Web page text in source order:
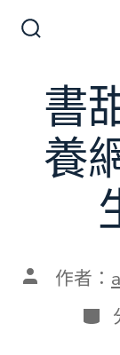
換
關書
養
文 作者：
分
類